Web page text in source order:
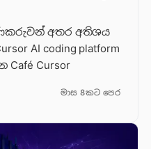
අතර අතිශය
AI coding platform
Cursor
මාස 8කට පෙර